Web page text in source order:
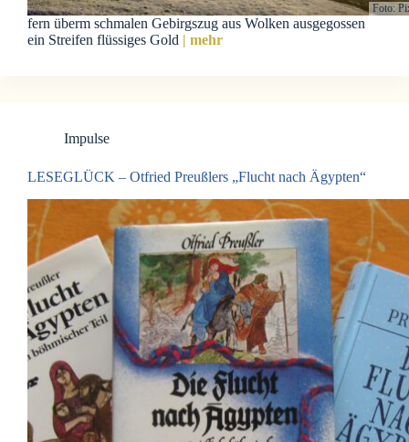
Foto:
fern überm schmalen Gebirgszug aus Wolken ausgegossen
ein Streifen flüssiges Gold | mehr
Impulse
LESEGLÜCK – Otfried Preußlers „Flucht nach Ägypten“